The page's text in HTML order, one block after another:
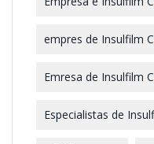
empres de Insulfilm
Emresa de Insulfilm
Especialistas de